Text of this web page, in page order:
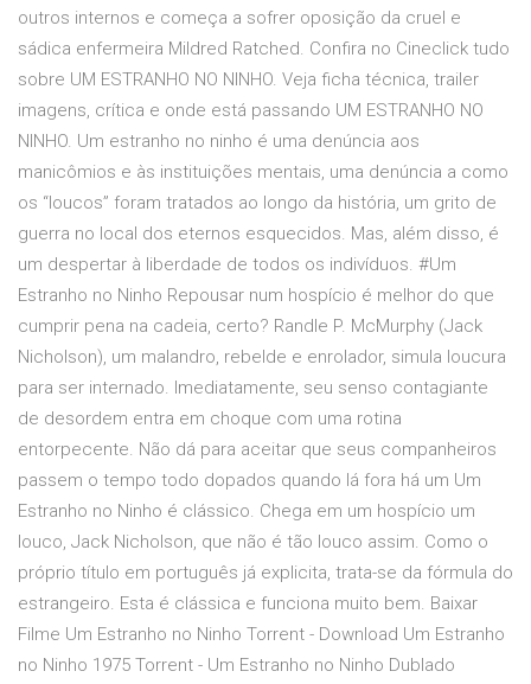
outros internos e começa a sofrer oposição da cruel e
sádica enfermeira Mildred Ratched. Confira no Cineclick tudo
sobre UM ESTRANHO NO NINHO. Veja ficha técnica, trailer
imagens, crítica e onde está passando UM ESTRANHO NO
NINHO. Um estranho no ninho é uma denúncia aos
manicômios e às instituições mentais, uma denúncia a como
os “loucos” foram tratados ao longo da história, um grito de
guerra no local dos eternos esquecidos. Mas, além disso, é
um despertar à liberdade de todos os indivíduos. #Um
Estranho no Ninho Repousar num hospício é melhor do que
cumprir pena na cadeia, certo? Randle P. McMurphy (Jack
Nicholson), um malandro, rebelde e enrolador, simula loucura
para ser internado. Imediatamente, seu senso contagiante
de desordem entra em choque com uma rotina
entorpecente. Não dá para aceitar que seus companheiros
passem o tempo todo dopados quando lá fora há um Um
Estranho no Ninho é clássico. Chega em um hospício um
louco, Jack Nicholson, que não é tão louco assim. Como o
próprio título em português já explicita, trata-se da fórmula do
estrangeiro. Esta é clássica e funciona muito bem. Baixar
Filme Um Estranho no Ninho Torrent - Download Um Estranho
no Ninho 1975 Torrent - Um Estranho no Ninho Dublado